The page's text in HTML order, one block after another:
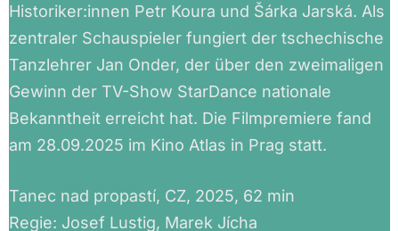
Historiker:innen Petr Koura und Šárka Jarská. Als
zentraler Schauspieler fungiert der tschechische
Tanzlehrer Jan Onder, der über den zweimaligen
Gewinn der TV-Show StarDance nationale
Bekanntheit erreicht hat. Die Filmpremiere fand
am 28.09.2025 im Kino Atlas in Prag statt.
Tanec nad propastí, CZ, 2025, 62 min
Regie: Josef Lustig, Marek Jícha